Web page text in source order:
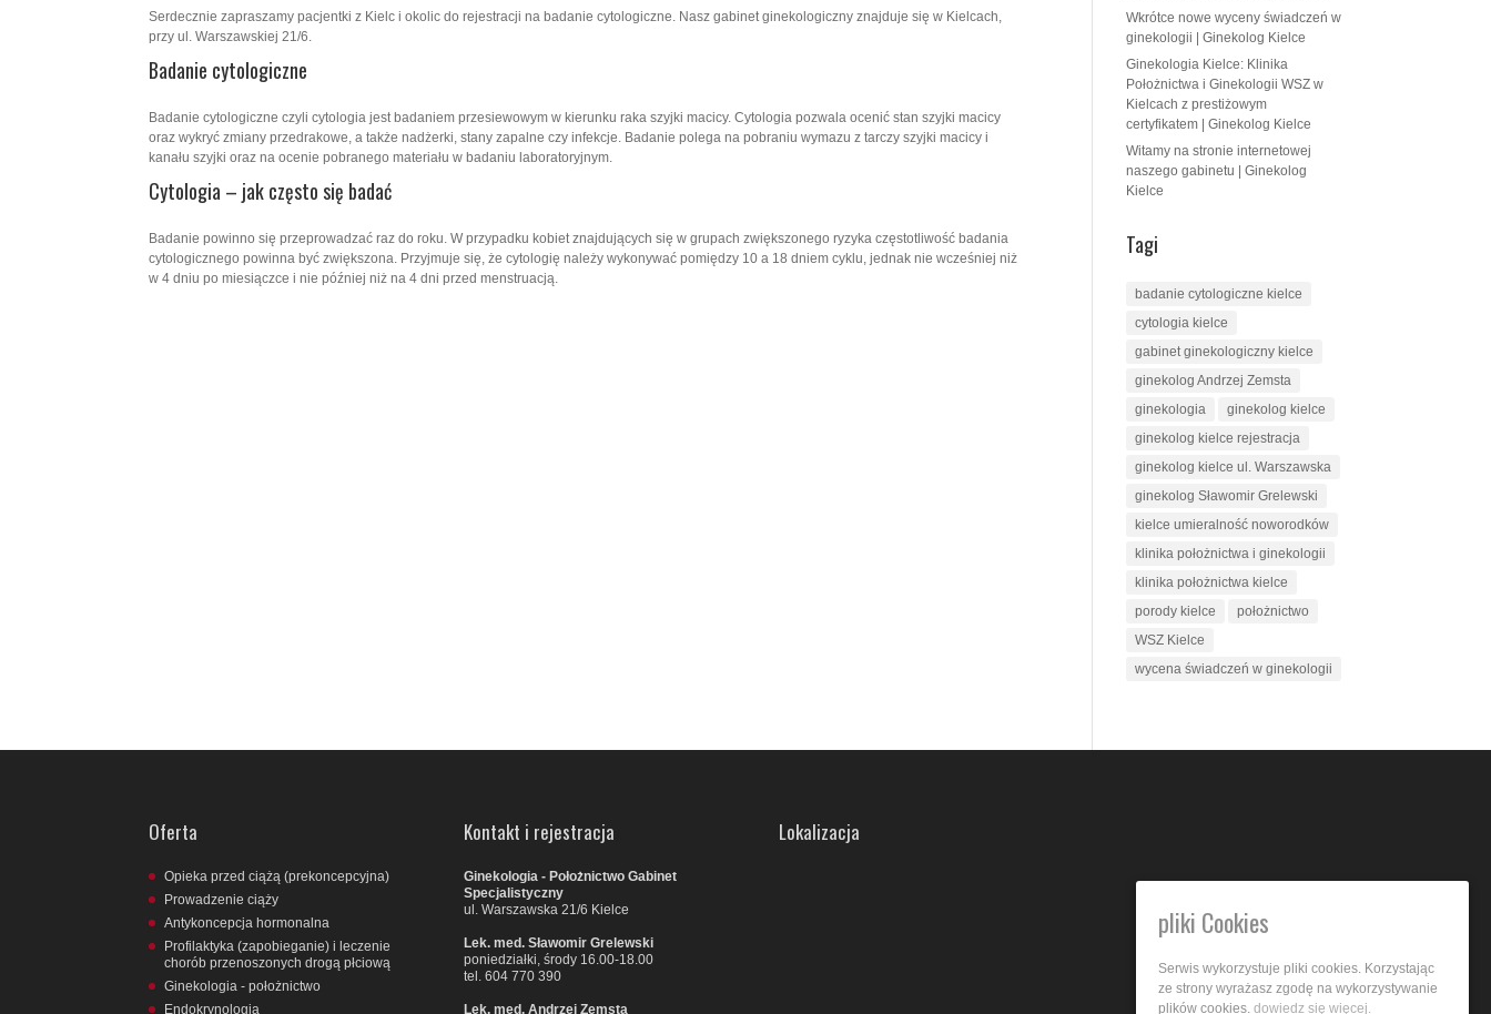
Serdecznie zapraszamy pacjentki z Kielc i okolic do rejestracji na badanie cytologiczne. Nasz gabinet ginekologiczny znajduje się w Kielcach,
przy ul. Warszawskiej 21/6.
Badanie cytologiczne
Badanie cytologiczne czyli cytologia jest badaniem przesiewowym w kierunku raka szyjki macicy. Cytologia pozwala ocenić stan szyjki macicy
oraz wykryć zmiany przedrakowe, a także nadżerki, stany zapalne czy infekcje. Badanie polega na pobraniu wymazu z tarczy szyjki macicy i
kanału szyjki oraz na ocenie pobranego materiału w badaniu laboratoryjnym.
Cytologia – jak często się badać
Badanie powinno się przeprowadzać raz do roku. W przypadku kobiet znajdujących się w grupach zwiększonego ryzyka częstotliwość badania
cytologicznego powinna być zwiększona. Przyjmuje się, że cytologię należy wykonywać pomiędzy 10 a 18 dniem cyklu, jednak nie wcześniej niż
w 4 dniu po miesiączce i nie później niż na 4 dni przed menstruacją.
Wkrótce nowe wyceny świadczeń w
ginekologii | Ginekolog Kielce
Ginekologia Kielce: Klinika
Położnictwa i Ginekologii WSZ w
Kielcach z prestiżowym
certyfikatem | Ginekolog Kielce
Witamy na stronie internetowej
naszego gabinetu | Ginekolog
Kielce
Tagi
badanie cytologiczne kielce
cytologia kielce
gabinet ginekologiczny kielce
ginekolog Andrzej Zemsta
ginekologia
ginekolog kielce
ginekolog kielce rejestracja
ginekolog kielce ul. Warszawska
ginekolog Sławomir Grelewski
kielce umieralność noworodków
klinika położnictwa i ginekologii
klinika położnictwa kielce
porody kielce
położnictwo
WSZ Kielce
wycena świadczeń w ginekologii
Oferta
Opieka przed ciążą (prekoncepcyjna)
Prowadzenie ciąży
Antykoncepcja hormonalna
Profilaktyka (zapobieganie) i leczenie
chorób przenoszonych drogą płciową
Ginekologia - położnictwo
Endokrynologia
Kontakt i rejestracja
Ginekologia - Położnictwo Gabinet
Specjalistyczny
ul. Warszawska 21/6 Kielce
Lek. med. Sławomir Grelewski
poniedziałki, środy 16.00-18.00
tel. 604 770 390
Lek. med. Andrzej Zemsta
Lokalizacja
pliki Cookies
Serwis wykorzystuje pliki cookies. Korzystając
ze strony wyrażasz zgodę na wykorzystywanie
plików cookies. dowiedz się więcej.